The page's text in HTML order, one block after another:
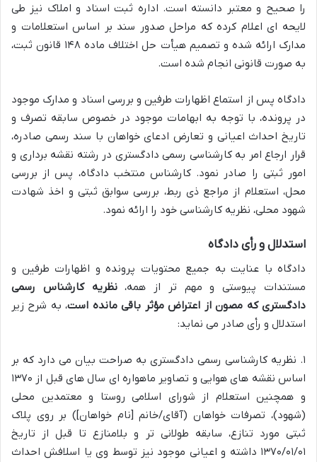
را صحیح و معتبر دانسته است. اداره ثبت اسناد و املاک نیز طی
لایحه ای اعلام کرده که مراحل صدور سند بر اساس استعلامات و
مدارک ارائه شده و تصمیم هیأت حل اختلاف ماده ۱۴۸ قانون ثبت،
به صورت قانونی انجام شده است.
دادگاه پس از استماع اظهارات طرفین و بررسی اسناد و مدارک موجود
در پرونده، با توجه به ابهامات موجود در خصوص سابقه تصرف و
تاریخ احداث اعیانی و تعارض ادعای خواهان با سند رسمی صادره،
قرار ارجاع امر به کارشناسی رسمی دادگستری در رشته نقشه برداری و
امور ثبتی را صادر نمود. کارشناس منتخب دادگاه، پس از بررسی
محل، استعلام از مراجع ذی ربط، بررسی سوابق ثبتی و اخذ شهادت
شهود محلی، نظریه کارشناسی خود را ارائه نمود.
استدلال و رأی دادگاه
دادگاه با عنایت به جمیع محتویات پرونده و اظهارات طرفین و
مستندات پیوستی و مهم تر از همه،نظریه کارشناس رسمی
دادگستری که مصون از اعتراض مؤثر باقی مانده است، به شرح زیر
استدلال و رأی صادر می نماید:
۱. نظریه کارشناسی رسمی دادگستری به صراحت بیان می دارد که بر
اساس نقشه های هوایی و تصاویر ماهواره ای سال های قبل از ۱۳۷۰
و همچنین استعلام از شورای اسلامی روستا و معتمدین محلی
(شهود)، تصرفات خواهان (آقای/خانم [نام خواهان]) بر روی پلاک
ثبتی مورد تنازع، سابقه طولانی تر و بلامنازع تا قبل از تاریخ
۱۳۷۰/۰۱/۰۱ داشته و اعیانی موجود نیز توسط وی یا اسلافش احداث